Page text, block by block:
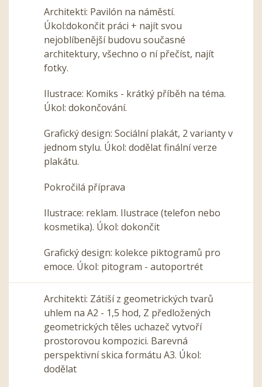
Architekti: Pavilón na náměstí.
Úkol:dokončit práci + najít svou
nejoblíbenější budovu současné
architektury, všechno o ní přečíst, najít
fotky.
Ilustrace: Komiks - krátký příběh na téma.
Úkol: dokončování.
Grafický design: Sociální plakát, 2 varianty v
jednom stylu. Úkol: dodělat finální verze
plakátu.
Pokročilá příprava
Ilustrace: reklam. Ilustrace (telefon nebo
kosmetika). Úkol: dokončit
Grafický design: kolekce piktogramů pro
emoce. Úkol: pitogram - autoportrét
Architekti: Zátiší z geometrických tvarů
uhlem na A2 - 1,5 hod, Z předložených
geometrických těles uchazeč vytvoří
prostorovou kompozici. Barevná
perspektivní skica formátu A3. Úkol:
dodělat